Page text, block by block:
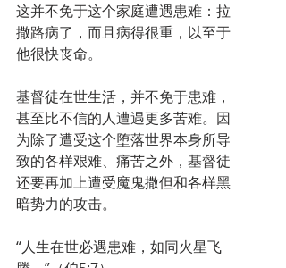
这并不免于这个家庭遭遇患难：拉
撒路病了，而且病得很重，以至于
他很快丧命。
基督徒在世生活，并不免于患难，
甚至比不信的人遭遇更多苦难。因
为除了遭受这个堕落世界本身所导
致的各样艰难、痛苦之外，基督徒
还要再加上遭受魔鬼撒但和各样黑
暗势力的攻击。
“人生在世必遇患难，如同火星飞